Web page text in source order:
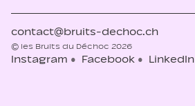
contact@bruits-dechoc.ch
© les Bruits du Déchoc 2026
Instagram Facebook LinkedIn